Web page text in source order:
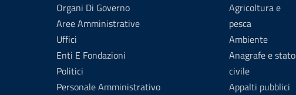
Organi Di Governo
Aree Amministrative
Uffici
Enti E Fondazioni
Politici
Personale Amministrativo
Agricoltura e
pesca
Ambiente
Anagrafe e stato
civile
Appalti pubblici